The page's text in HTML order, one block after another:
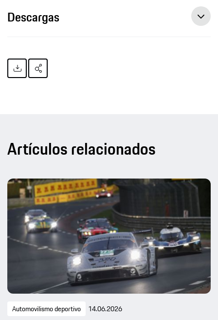
Descargas
Artículos relacionados
Automovilismo deportivo 14.06.2026